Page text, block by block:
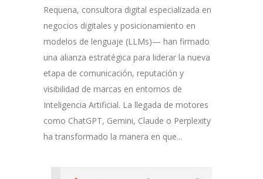
Requena, consultora digital especializada en
negocios digitales y posicionamiento en
modelos de lenguaje (LLMs)— han firmado
una alianza estratégica para liderar la nueva
etapa de comunicación, reputación y
visibilidad de marcas en entornos de
Inteligencia Artificial. La llegada de motores
como ChatGPT, Gemini, Claude o Perplexity
ha transformado la manera en que...